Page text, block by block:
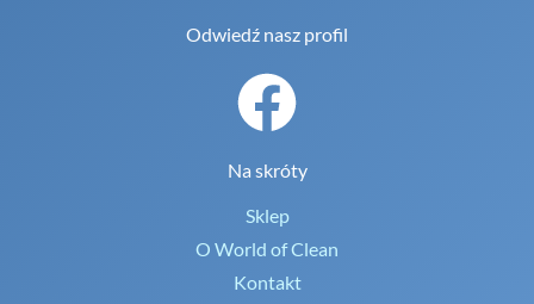
Odwiedź nasz profil
Na skróty
Sklep
O World of Clean
Kontakt